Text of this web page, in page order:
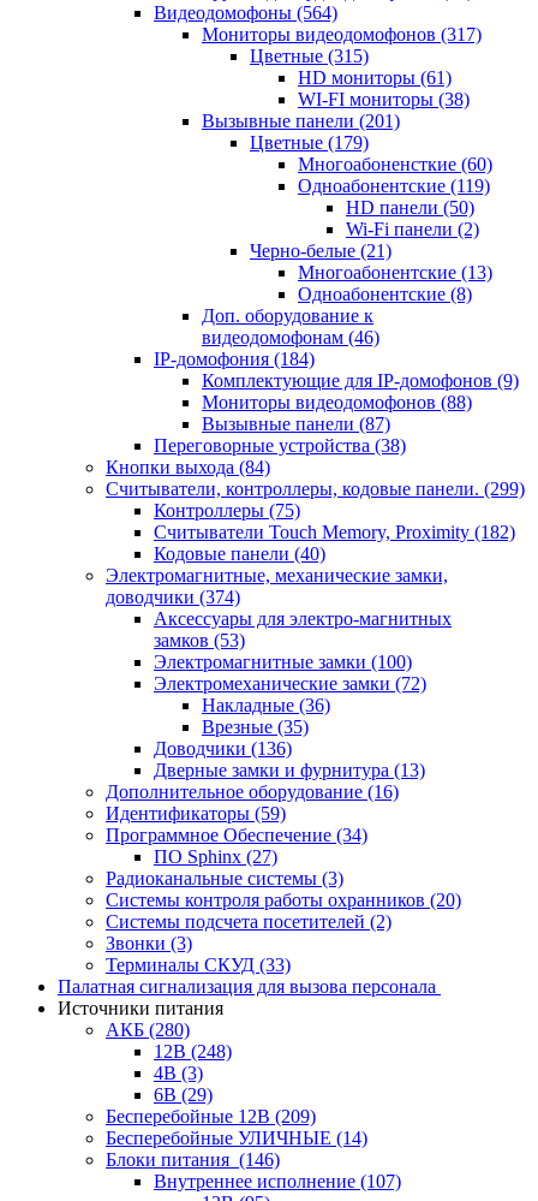
Видеодомофоны (564)
Мониторы видеодомофонов (317)
Цветные (315)
HD мониторы (61)
WI-FI мониторы (38)
Вызывные панели (201)
Цветные (179)
Многоабоненсткие (60)
Одноабонентские (119)
HD панели (50)
Wi-Fi панели (2)
Черно-белые (21)
Многоабонентские (13)
Одноабонентские (8)
Доп. оборудование к
видеодомофонам (46)
IP-домофония (184)
Комплектующие для IP-домофонов (9)
Мониторы видеодомофонов (88)
Вызывные панели (87)
Переговорные устройства (38)
Кнопки выхода (84)
Считыватели, контроллеры, кодовые панели. (299)
Контроллеры (75)
Считыватели Touch Memory, Proximity (182)
Кодовые панели (40)
Электромагнитные, механические замки,
доводчики (374)
Аксессуары для электро-магнитных
замков (53)
Электромагнитные замки (100)
Электромеханические замки (72)
Накладные (36)
Врезные (35)
Доводчики (136)
Дверные замки и фурнитура (13)
Дополнительное оборудование (16)
Идентификаторы (59)
Программное Обеспечение (34)
ПО Sphinx (27)
Радиоканальные системы (3)
Системы контроля работы охранников (20)
Системы подсчета посетителей (2)
Звонки (3)
Терминалы СКУД (33)
Палатная сигнализация для вызова персонала
Источники питания
АКБ (280)
12В (248)
4В (3)
6В (29)
Бесперебойные 12В (209)
Бесперебойные УЛИЧНЫЕ (14)
Блоки питания (146)
Внутреннее исполнение (107)